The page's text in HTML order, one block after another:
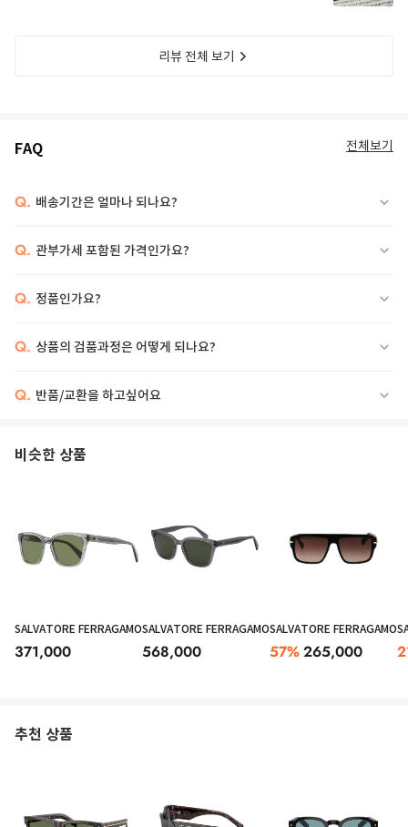
리뷰 전체 보기
FAQ 전체보기
Q. 배송기간은 얼마나 되나요?
Q. 관부가세 포함된 가격인가요?
Q. 정품인가요?
Q. 상품의 검품과정은 어떻게 되나요?
Q. 반품/교환을 하고싶어요
비슷한 상품
SALVATORE FERRAGAMO
371,000
SALVATORE FERRAGAMO
568,000
SALVATORE FERRAGAMO
57%265,000
추천 상품